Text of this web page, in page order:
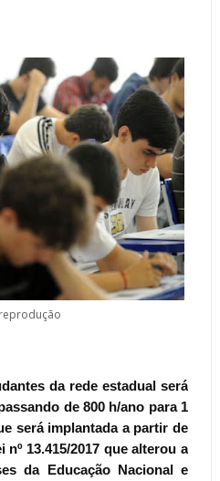
da rede estadual será
de 800 h/ano para 1
será implantada a partir de
13.415/2017 que alterou a
da Educação Nacional e